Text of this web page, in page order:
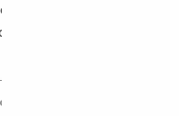
mat ha keleier
enskrivit hoc'h anv
c'heleier